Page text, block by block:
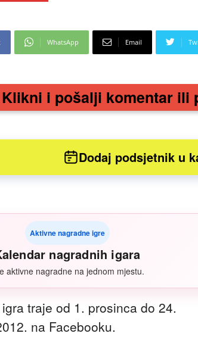
WhatsApp Email
Klikni i pošalji komentar ili
Dodaj podsjetnik u
Aktivne nagradne igre
nagradnih igara
aktivne nagradne na jednom mjestu.
traje od 1. prosinca do 24.
na Facebooku.